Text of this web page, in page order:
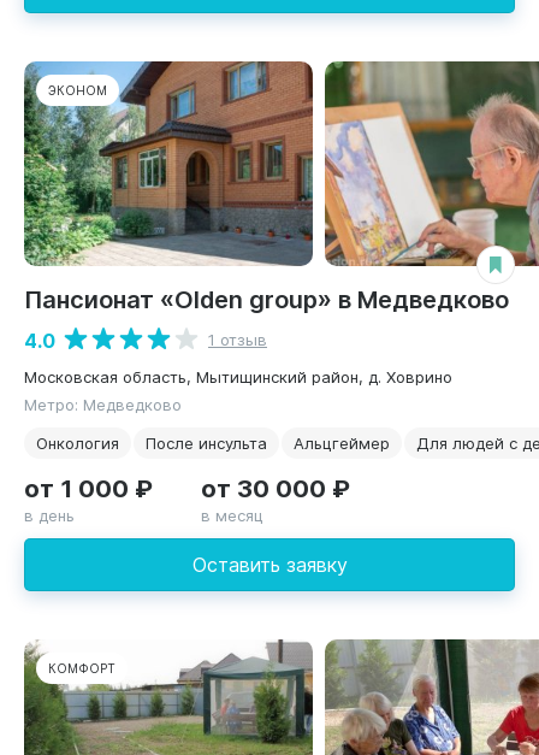
ЭКОНОМ
Пансионат «Olden group» в Медведково
4.0
1 отзыв
Московская область, Мытищинский район, д. Ховрино
Метро: Медведково
Онкология
После инсульта Альцгеймер Для людей с
Оставить заявку
от 1 000 ₽
в день
от 30 000 ₽
в месяц
КОМФОРТ